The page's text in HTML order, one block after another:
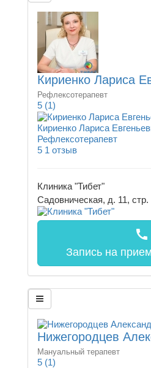
Кириенко Лариса
Рефлексотерапевт
5 (1)
Кириенко Лариса
Рефлексотерапевт
5 1 отзыв
Клиника "Тибет"
Садовническая, д. 11, стр.
call
Запись на
Нижегородцев
Мануальный терапевт
5 (1)